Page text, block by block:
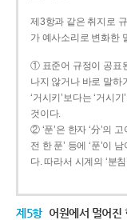
제3항과 같은 취지로
가 예사소리로 변화한
① 표준어 규정이 공표
나지 않거나 바로 말하
‘거시키’보다는 ‘거시
것이다.
② ‘푼’은 한자 ‘分’의
전 한 푼’ 등에 ‘푼’이
다. 따라서 시계의 ‘분
제5항 어원에서 멀어진